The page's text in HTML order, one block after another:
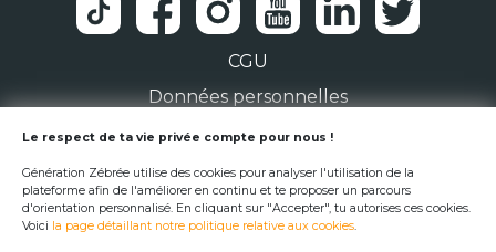
CGU
Données personnelles
1 Rue de la Noë 44300 Nantes
team@generationzebree.fr
Le respect de ta vie privée compte pour nous !
Génération Zébrée utilise des cookies pour analyser l'utilisation de la
plateforme afin de l'améliorer en continu et te proposer un parcours
d'orientation personnalisé. En cliquant sur "Accepter", tu autorises ces cookies.
Voici la page détaillant notre politique relative aux cookies.